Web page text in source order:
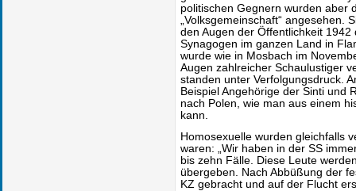
politischen Gegnern wurden aber
„Volksgemeinschaft“ angesehen.
den Augen der Öffentlichkeit
Synagogen im ganzen Land in
wurde wie in Mosbach im
Augen zahlreicher Schaulustiger
standen unter Verfolgungsdruck.
Beispiel Angehörige der Sinti und
nach Polen, wie man aus einem
kann.
Homosexuelle wurden gleichfalls
waren: „Wir haben in der SS
bis zehn Fälle. Diese Leute
übergeben. Nach Abbüßung der
KZ gebracht und auf der Flucht